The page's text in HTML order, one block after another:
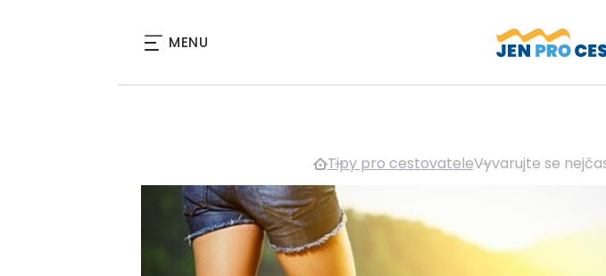
MENU
Tipy pro cestovateleVyvarujte se